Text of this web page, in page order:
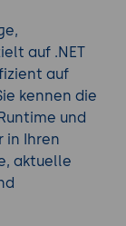
auf .NET
auf
kennen die
und
in Ihren
aktuelle